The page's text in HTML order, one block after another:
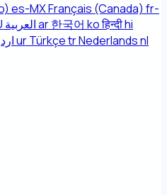
es-MXFrançais (Canada) fr-
العربيةar한국어 koहिन्दीhi
urTürkçetrNederlandsnl